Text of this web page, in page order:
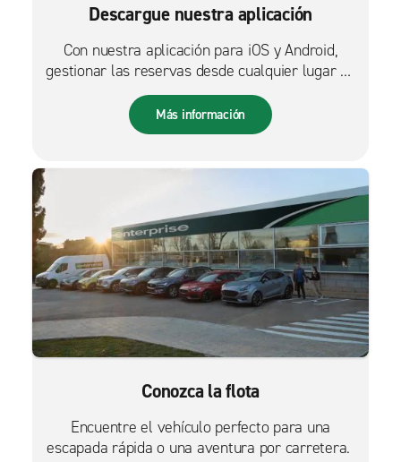
Descargue nuestra aplicación
Con nuestra aplicación para iOS y Android,
gestionar las reservas desde cualquier lugar es
más fácil que nunca.
Más información
Conozca la flota
Encuentre el vehículo perfecto para una
escapada rápida o una aventura por carretera.